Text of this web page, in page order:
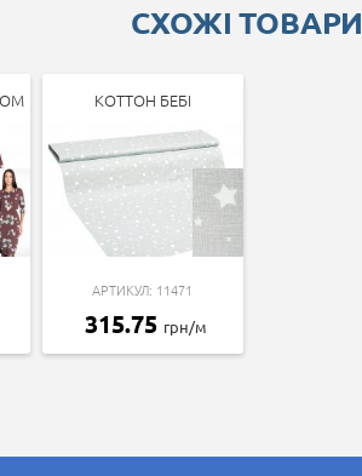
СХОЖІ ТОВАРИ
КОТТОН БЕБІ
АРТИКУЛ: 11471
315.75 грн/м